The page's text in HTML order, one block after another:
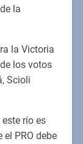
la
la Victoria
los votos
Scioli
río es
PRO debe